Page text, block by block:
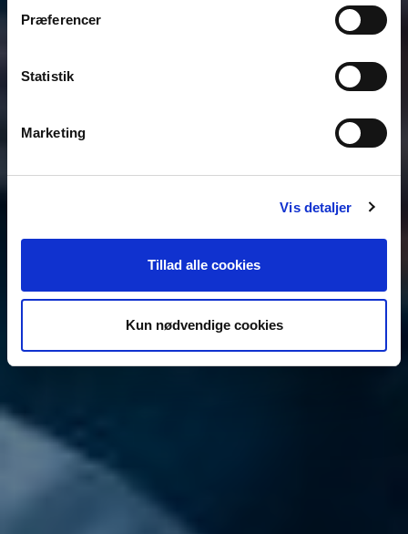
Præferencer
Statistik
Marketing
Vis detaljer
Tillad alle cookies
Kun nødvendige cookies